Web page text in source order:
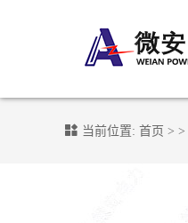
当前位置: 首页 > >